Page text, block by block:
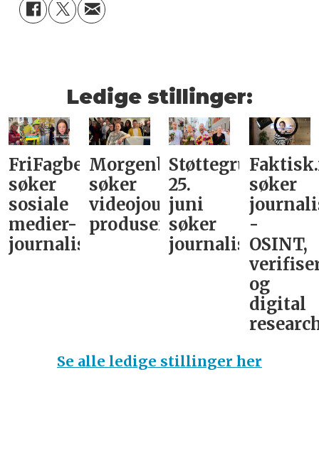
Ledige stillinger:
FriFagbevegelse
søker
sosiale
medier-
journalist
Morgenbladet
søker
videojournalist/podkast-
produsent
Støttegruppa
25.
juni
søker
journalist
søker
-
OSINT,
og
digital
Se alle ledige stillinger her